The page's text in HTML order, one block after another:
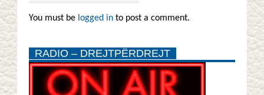
You must be logged in to post a comment.
RADIO – DREJTPËRDREJT